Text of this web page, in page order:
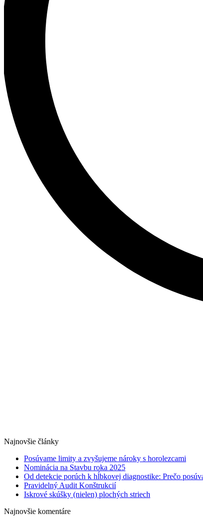
Najnovšie články
Posúvame limity a zvyšujeme nároky s horolezcami
Nominácia na Stavbu roka 2025
Od detekcie porúch k hĺbkovej diagnostike: Prečo
Pravidelný Audit Konštrukcií
Iskrové skúšky (nielen) plochých striech
Najnovšie komentáre